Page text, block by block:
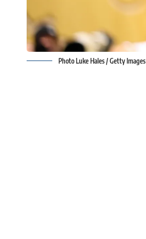
Photo Luke Hales / Getty Images